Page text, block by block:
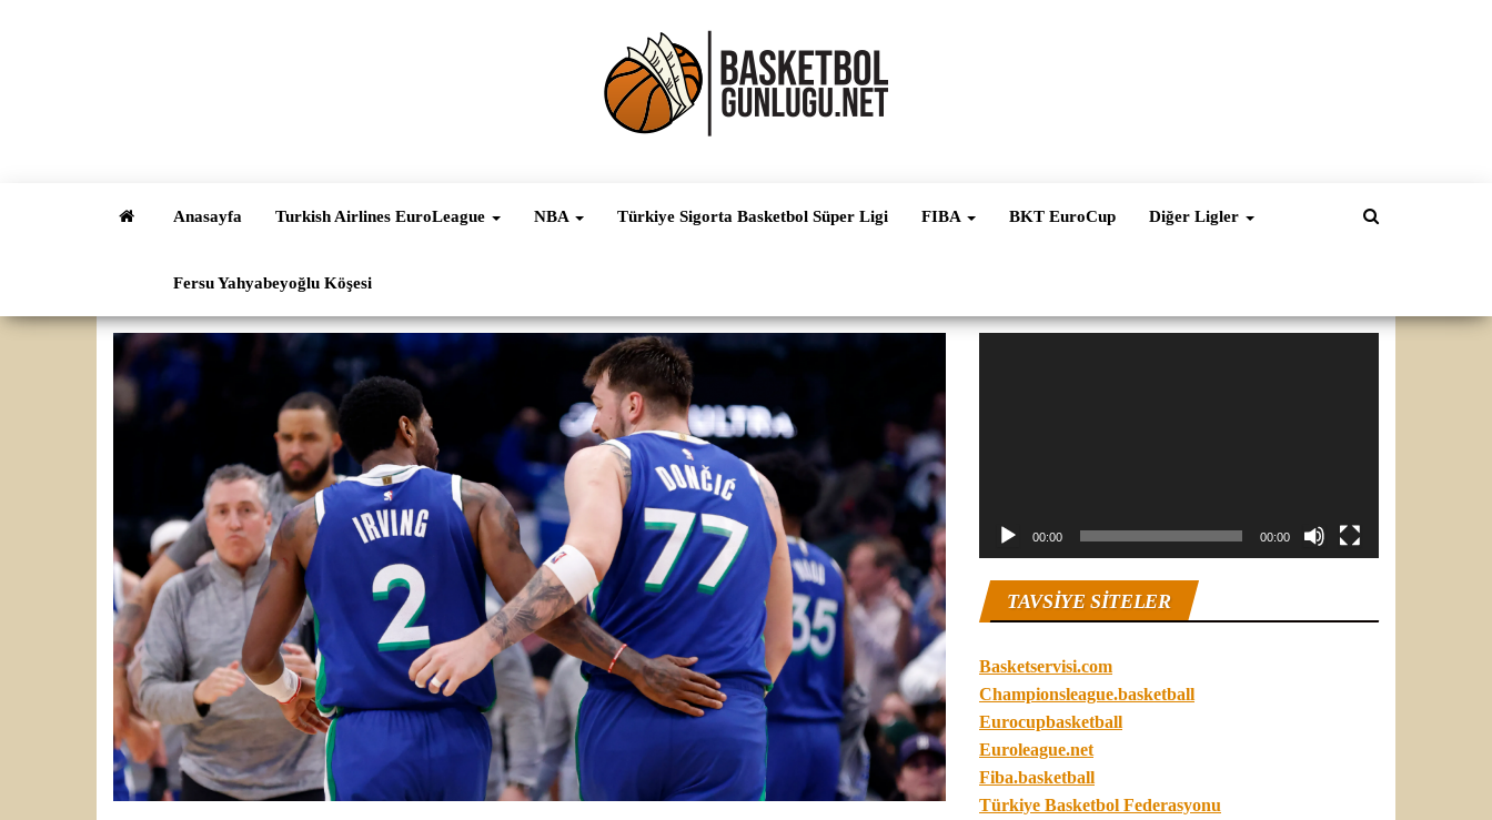
Haber
Süper Lig ve
Dünya
Anasayfa Turkish Airlines EuroLeague NBA Türkiye Sigorta Basketbol Süper Ligi FIBA BKT EuroCup Diğer Ligler
Fersu Yahyabeyoğlu Köşesi
00:00 00:00
TAVSIYE SITELER
Basketservisi.com
Championsleague.basketball
Eurocupbasketball
Euroleague.net
Fiba.basketball
Türkiye Basketbol Federasyonu